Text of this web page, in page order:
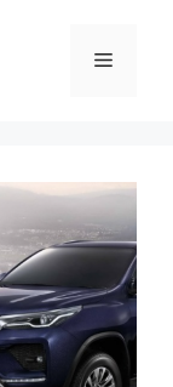
Menu